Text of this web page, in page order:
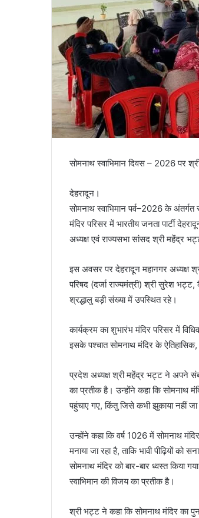
सोमनाथ स्वाभिमान दिवस – 2026 पर
देहरादून।
सोमनाथ स्वाभिमान पर्व–2026 के
मंदिर परिसर में भारतीय जनता पार्टी
अध्यक्ष एवं राज्यसभा सांसद श्री महेंद्र
इस अवसर पर देहरादून महानगर अध्यक्ष
परिषद (दर्जा राज्यमंत्री) श्री सुरेश भट्ट,
श्रद्धालु बड़ी संख्या में उपस्थित रहे।
कार्यक्रम का शुभारंभ मंदिर परिसर में
इसके पश्चात सोमनाथ मंदिर के ऐतिहासिक,
प्रदेश अध्यक्ष श्री महेंद्र भट्ट ने अपने
का प्रतीक है। उन्होंने कहा कि सोमनाथ
पहुंचाए गए, किंतु जिसे कभी झुकाया नहीं
उन्होंने कहा कि वर्ष 1026 में सोमनाथ
मनाया जा रहा है, ताकि भावी पीढ़ियों
सोमनाथ मंदिर को बार-बार ध्वस्त किया
स्वाभिमान की विजय का प्रतीक है।
श्री भट्ट ने कहा कि सोमनाथ मंदिर का